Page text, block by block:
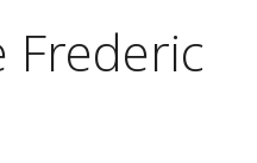
Frederic